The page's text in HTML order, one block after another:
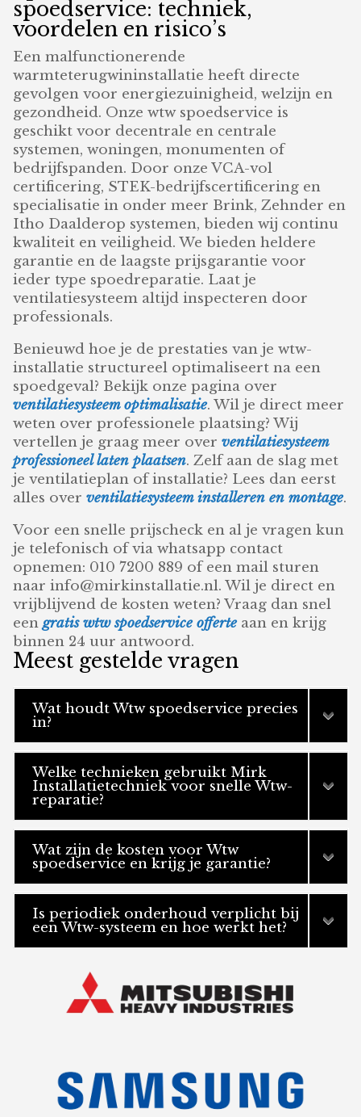
spoedservice: techniek,
voordelen en risico’s
Een malfunctionerende
warmteterugwininstallatie heeft directe
gevolgen voor energiezuinigheid, welzijn en
gezondheid. Onze wtw spoedservice is
geschikt voor decentrale en centrale
systemen, woningen, monumenten of
bedrijfspanden. Door onze VCA-vol
certificering, STEK-bedrijfscertificering en
specialisatie in onder meer Brink, Zehnder en
Itho Daalderop systemen, bieden wij continu
kwaliteit en veiligheid. We bieden heldere
garantie en de laagste prijsgarantie voor
ieder type spoedreparatie. Laat je
ventilatiesysteem altijd inspecteren door
professionals.
Benieuwd hoe je de prestaties van je wtw-
installatie structureel optimaliseert na een
spoedgeval? Bekijk onze pagina over
ventilatiesysteem optimalisatie. Wil je direct meer
weten over professionele plaatsing? Wij
vertellen je graag meer overventilatiesysteem
professioneel laten plaatsen. Zelf aan de slag met
je ventilatieplan of installatie? Lees dan eerst
alles overventilatiesysteem installeren en montage.
Voor een snelle prijscheck en al je vragen kun
je telefonisch of via whatsapp contact
opnemen: 010 7200 889 of een mail sturen
naar info@mirkinstallatie.nl. Wil je direct en
vrijblijvend de kosten weten? Vraag dan snel
eengratis wtw spoedservice offerteaan en krijg
binnen 24 uur antwoord.
Meest gestelde vragen
Wat houdt Wtw spoedservice precies
in?
Welke technieken gebruikt Mirk
Installatietechniek voor snelle Wtw-
reparatie?
Wat zijn de kosten voor Wtw
spoedservice en krijg je garantie?
Is periodiek onderhoud verplicht bij
een Wtw-systeem en hoe werkt het?